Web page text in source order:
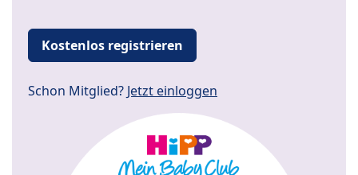
Kostenlos registrieren
Schon Mitglied? Jetzt einloggen